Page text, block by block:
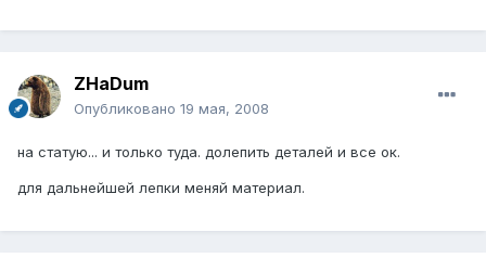
ZHaDum
Опубликовано 19 мая, 2008
на статую... и только туда. долепить деталей и все ок.
для дальнейшей лепки меняй материал.